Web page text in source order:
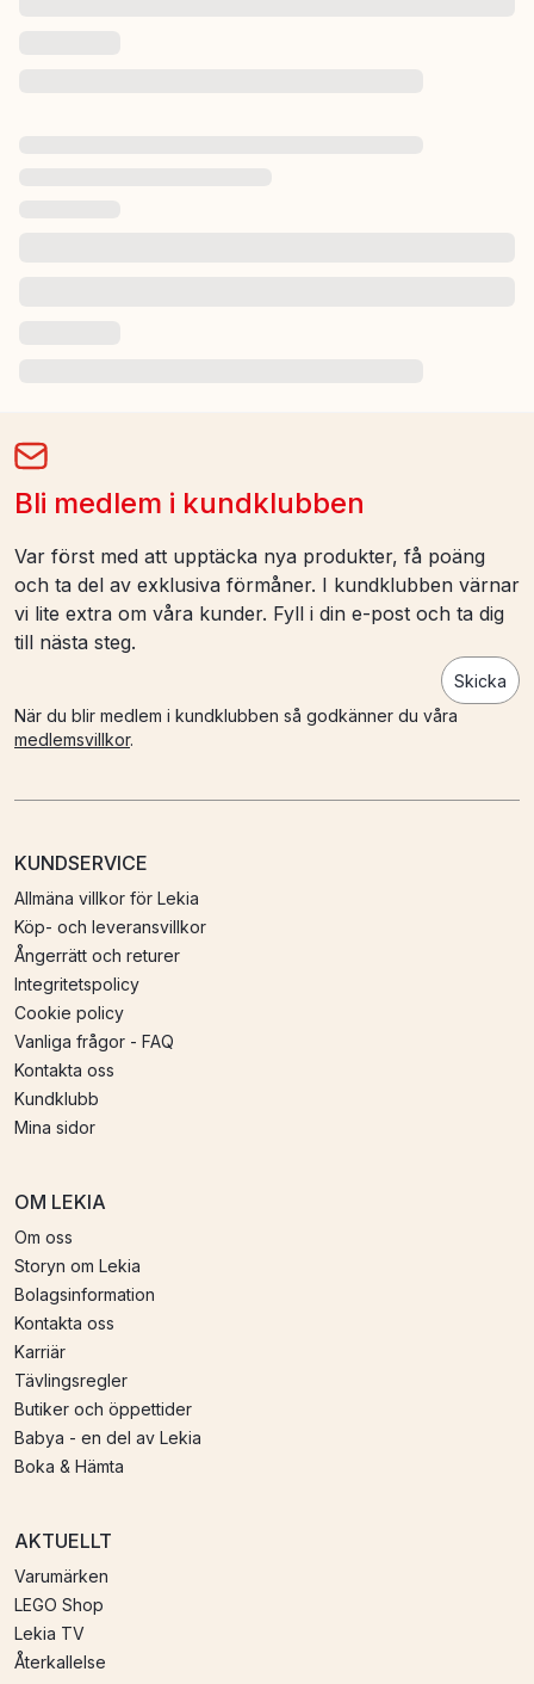
Bli medlem i kundklubben
Var först med att upptäcka nya produkter, få poäng
och ta del av exklusiva förmåner. I kundklubben värnar
vi lite extra om våra kunder. Fyll i din e-post och ta dig
till nästa steg.
Skicka
När du blir medlem i kundklubben så godkänner du våra
medlemsvillkor.
KUNDSERVICE
Allmäna villkor för Lekia
Köp- och leveransvillkor
Ångerrätt och returer
Integritetspolicy
Cookie policy
Vanliga frågor - FAQ
Kontakta oss
Kundklubb
Mina sidor
OM LEKIA
Om oss
Storyn om Lekia
Bolagsinformation
Kontakta oss
Karriär
Tävlingsregler
Butiker och öppettider
Babya - en del av Lekia
Boka & Hämta
AKTUELLT
Varumärken
LEGO Shop
Lekia TV
Återkallelse